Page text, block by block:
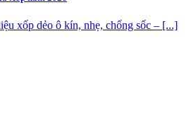
xốp dẻo ô kín, nhẹ, chống sốc – [...]